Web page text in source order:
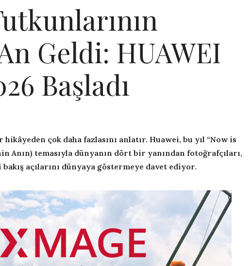
Geldi: HUAWEI
Başladı
çok daha fazlasını anlatır. Huawei, bu yıl “Now is
Anın) temasıyla dünyanın dört bir yanından fotoğrafçıları,
açılarını dünyaya göstermeye davet ediyor.